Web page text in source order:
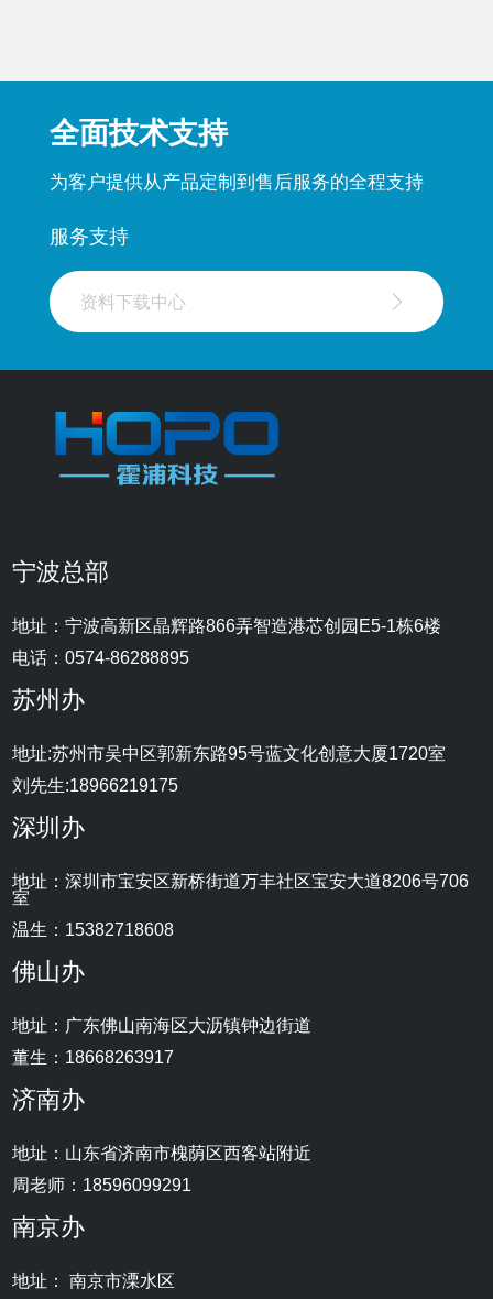
全面技术支持
为客户提供从产品定制到售后服务的全程支持
服务支持
资料下载中心
宁波总部
地址：宁波高新区晶辉路866弄智造港芯创园E5-1栋6楼
电话：0574-86288895
苏州办
地址:苏州市吴中区郭新东路95号蓝文化创意大厦1720室
刘先生:18966219175
深圳办
地址：深圳市宝安区新桥街道万丰社区宝安大道8206号706
室
温生：15382718608
佛山办
地址：广东佛山南海区大沥镇钟边街道
董生：18668263917
济南办
地址：山东省济南市槐荫区西客站附近
周老师：18596099291
南京办
地址： 南京市溧水区